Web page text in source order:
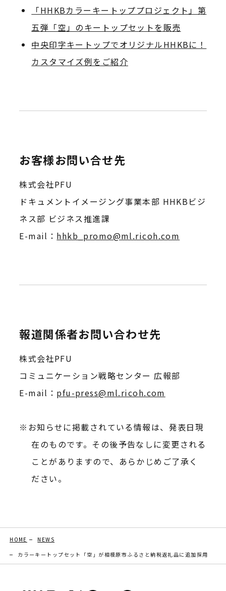
「HHKBカラーキートッププロジェクト」第
五弾「空」のキートップセットを販売
中央印字キートップでオリジナルHHKBに！
カスタマイズ例をご紹介
お客様お問い合せ先
株式会社PFU
ドキュメントイメージング事業本部 HHKBビジ
ネス部 ビジネス推進課
E-mail： hhkb_promo@ml.ricoh.com
報道関係者お問い合わせ先
株式会社PFU
コミュニケーション戦略センター 広報部
E-mail： pfu-press@ml.ricoh.com
お知らせに掲載されている情報は、発表日現
在のものです。その後予告なしに変更される
ことがありますので、あらかじめご了承く
ださい。
HOME
NEWS
カラーキートップセット「空」が相模原市ふるさと納税返礼品に追加採用